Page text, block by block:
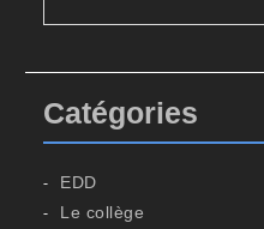
Catégories
EDD
Le collège